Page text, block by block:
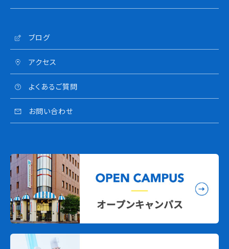
ブログ
アクセス
よくあるご質問
お問い合わせ